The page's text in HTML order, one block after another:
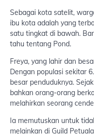
Sebagai kota satelit,
ibu kota adalah yang
satu tingkat di bawah.
tahu tentang Pond.
Freya, yang lahir dan
Dengan populasi sekitar
besar penduduknya.
bahkan orang-orang
melahirkan seorang
Ia memutuskan untuk
melainkan di Guild